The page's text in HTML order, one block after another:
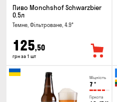
Пиво Monchshof Schwarzbier
0.5л
Темне, Фільтроване, 4.9°
125,50
грн за 1 шт
Міцність
7 °
Гіркота